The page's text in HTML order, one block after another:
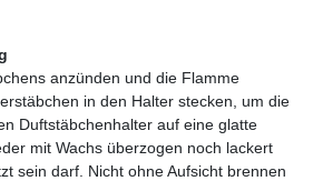
anzünden und die Flamme
in den Halter stecken, um die
Duftstäbchenhalter auf eine glatte
mit Wachs überzogen noch lackert
sein darf. Nicht ohne Aufsicht brennen